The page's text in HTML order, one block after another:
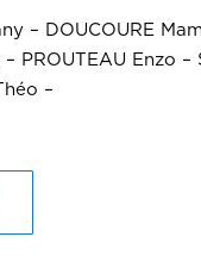
– DOUCOURE
PROUTEAU Enzo
–